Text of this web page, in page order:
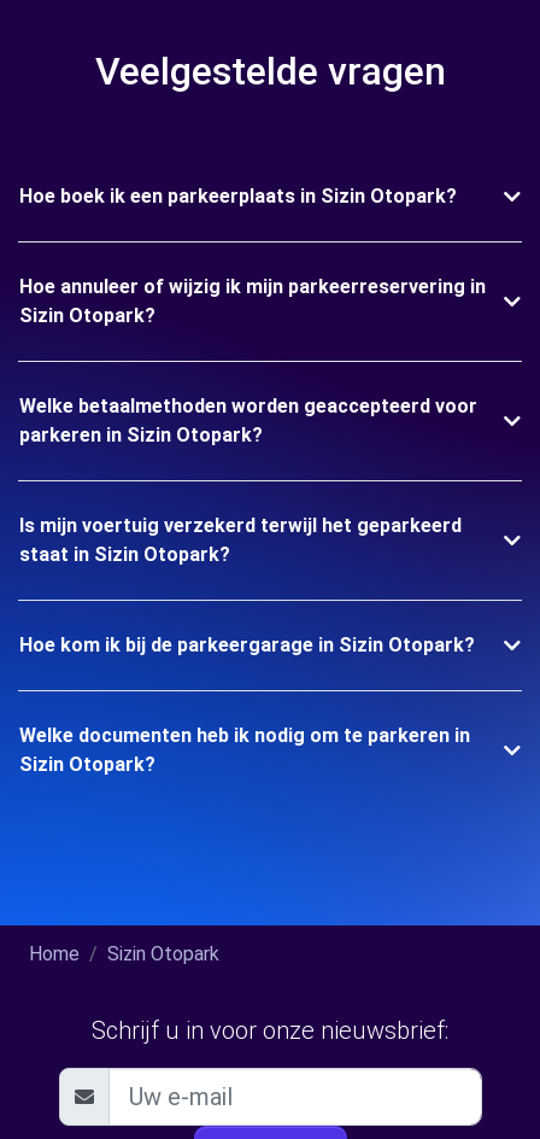
Veelgestelde vragen
Hoe boek ik een parkeerplaats in Sizin Otopark?
Hoe annuleer of wijzig ik mijn parkeerreservering in
Sizin Otopark?
Welke betaalmethoden worden geaccepteerd voor
parkeren in Sizin Otopark?
Is mijn voertuig verzekerd terwijl het geparkeerd
staat in Sizin Otopark?
Hoe kom ik bij de parkeergarage in Sizin Otopark?
Welke documenten heb ik nodig om te parkeren in
Sizin Otopark?
Home Sizin Otopark
Schrijf u in voor onze nieuwsbrief: